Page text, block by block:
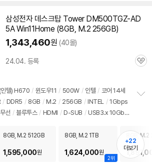
삼성전자 데스크탑 Tower DM500TGZ-AD
5A Win11Home (8GB, M.2 256GB)
1,343,460원 (40몰)
24.04. 등록
관
(인텔) H670 / 윈도우11 / 500W / 인텔 / 코어 14세
/ DDR5 / 8GB / M.2 / 256GB / INTEL / 1Gbps
선 / 블루투스 / HDMI / D-SUB / USB3.x 10Gbp
격: 3,499,000원
치
기
8GB, M.2 512GB
1,595,000원
2위
8GB, M.2 1TB
1,624,000원
8GB, M.2
+22
더보기